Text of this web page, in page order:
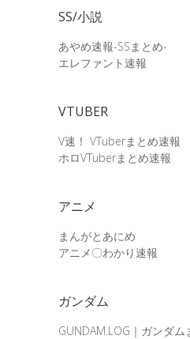
SS/小説
あやめ速報-SSまとめ-
エレファント速報
VTUBER
V速！ VTuberまとめ速報
ホロVTuberまとめ速報
アニメ
まんがとあにめ
アニメ〇わかり速報
ガンダム
GUNDAM.LOG｜ガンダ